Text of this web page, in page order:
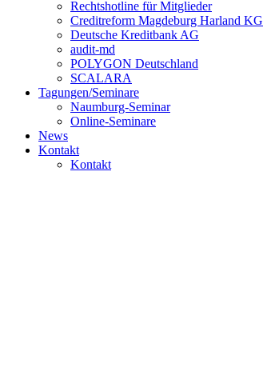
Rechtshotline für Mitglieder
Creditreform Magdeburg Harland KG
Deutsche Kreditbank AG
audit-md
POLYGON Deutschland
SCALARA
Tagungen/Seminare
Naumburg-Seminar
Online-Seminare
News
Kontakt
Kontakt